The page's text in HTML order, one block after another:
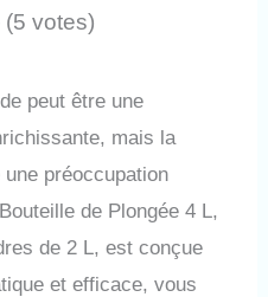
(5 votes)
peut être une
mais la
préoccupation
de Plongée 4 L,
de 2 L, est conçue
et efficace, vous